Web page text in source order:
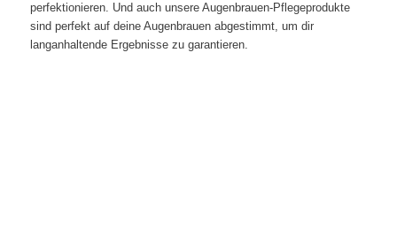
perfektionieren. Und auch unsere Augenbrauen-Pflegeprodukte
sind perfekt auf deine Augenbrauen abgestimmt, um dir
langanhaltende Ergebnisse zu garantieren.